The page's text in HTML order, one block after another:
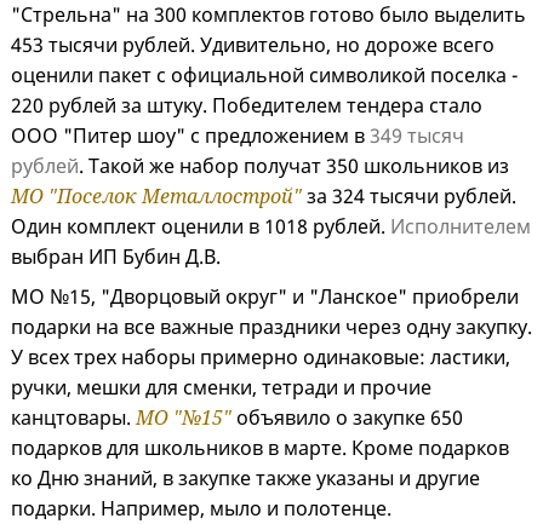
"Стрельна" на 300 комплектов готово было выделить
453 тысячи рублей. Удивительно, но дороже всего
оценили пакет с официальной символикой поселка -
220 рублей за штуку. Победителем тендера стало
ООО "Питер шоу" с предложением в349 тысяч
рублей. Такой же набор получат 350 школьников из
МО "Поселок Металлострой"за 324 тысячи рублей.
Один комплект оценили в 1018 рублей. Исполнителем
выбран ИП Бубин Д.В.
МО №15, "Дворцовый округ" и "Ланское" приобрели
подарки на все важные праздники через одну закупку.
У всех трех наборы примерно одинаковые: ластики,
ручки, мешки для сменки, тетради и прочие
канцтовары.МО "№15" объявило о закупке 650
подарков для школьников в марте. Кроме подарков
ко Дню знаний, в закупке также указаны и другие
подарки. Например, мыло и полотенце.